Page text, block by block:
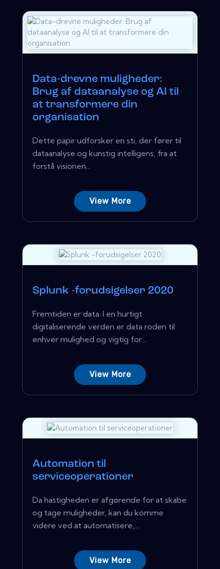
Data-drevne muligheder:
Brug af dataanalyse og AI til
at transformere din
organisation
Dette papir udforsker en sti, der fører til
dataanalyse og kunstig intelligens, fra at
forstå visionen...
View More
Splunk -forudsigelser 2020
Fremtiden er data. I en hurtigt
digitaliserende verden er data roden til
enhver mulighed og vigtig for...
View More
Automation til
serviceoperationer
Da hastigheden er afgørende for at skabe
og tage muligheder, kan du komme
videre ved at automatisere,...
View More